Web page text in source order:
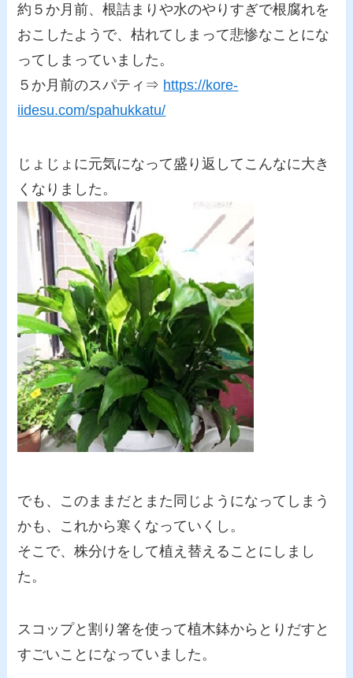
約５か月前、根詰まりや水のやりすぎで根腐れを
おこしたようで、枯れてしまって悲惨なことにな
ってしまっていました。
５か月前のスパティ⇒ https://kore-
iidesu.com/spahukkatu/
じょじょに元気になって盛り返してこんなに大き
くなりました。
でも、このままだとまた同じようになってしまう
かも、これから寒くなっていくし。
そこで、株分けをして植え替えることにしまし
た。
スコップと割り箸を使って植木鉢からとりだすと
すごいことになっていました。